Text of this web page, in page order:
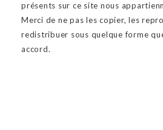
présents sur ce site nous
Merci de ne pas les copier, les
redistribuer sous quelque forme
accord.